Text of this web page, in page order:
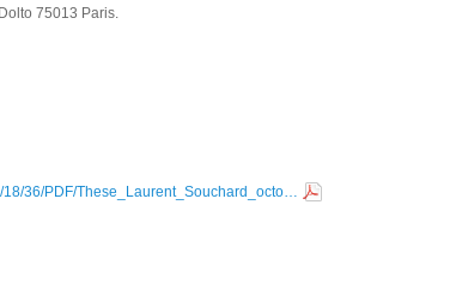
75013 Paris.
18/36/PDF/These_Laurent_Souchard_octo…